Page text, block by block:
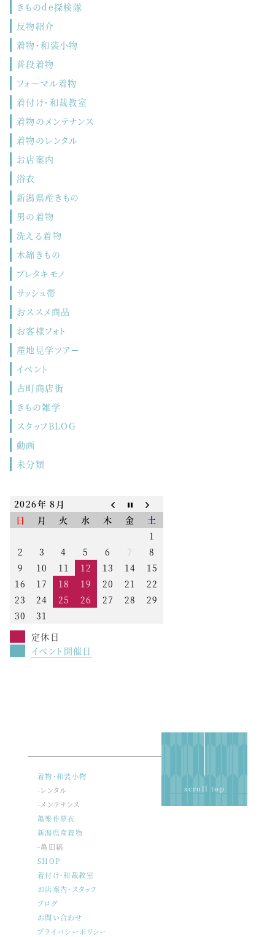
きものde探検隊
反物紹介
着物・和装小物
普段着物
フォーマル着物
着付け・和裁教室
着物のメンテナンス
着物のレンタル
お店案内
浴衣
新潟県産きもの
男の着物
洗える着物
木綿きもの
プレタキモノ
サッシュ帯
おススメ商品
お客様フォト
産地見学ツアー
イベント
古町商店街
きもの雑学
スタッフBLOG
動画
未分類
2026年 8月
日
月 火 水 木 金
土
1
2
3 4 5 6 7
8
9
10 11 12 13 14
15
16
17 18 19 20 21
22
23
24 25 26 27 28
29
30
31
定休日
イベント開催日
scroll top
着物・和装小物
-レンタル
-メンテナンス
亀樂作夢衣
新潟県産着物
-亀田縞
SHOP
着付け・和裁教室
お店案内・スタッフ
ブログ
お問い合わせ
プライバシーポリシー